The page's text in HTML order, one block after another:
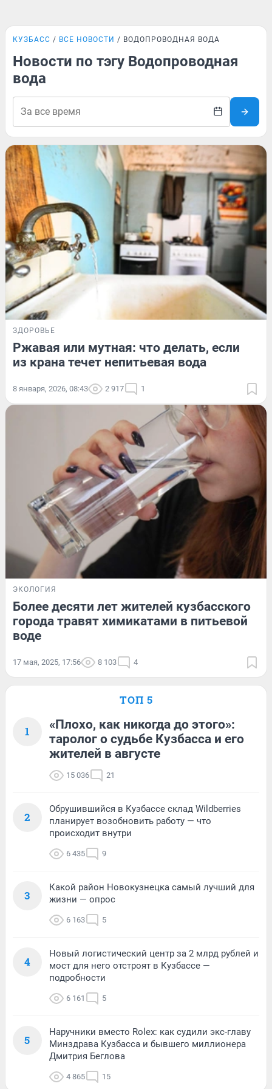
КУЗБАСС ВСЕ НОВОСТИ ВОДОПРОВОДНАЯ ВОДА
Новости по тэгу Водопроводная
вода
ЗДОРОВЬЕ
Ржавая или мутная: что делать, если
из крана течет непитьевая вода
8 января, 2026, 08:43 2 917 1
ЭКОЛОГИЯ
Более десяти лет жителей кузбасского
города травят химикатами в питьевой
воде
17 мая, 2025, 17:56 8 103 4
ТОП 5
1
«Плохо, как никогда до этого»:
таролог о судьбе Кузбасса и его
жителей в августе
15 036 21
2
Обрушившийся в Кузбассе склад Wildberries
планирует возобновить работу — что
происходит внутри
6 435 9
3
Какой район Новокузнецка самый лучший для
жизни — опрос
6 163 5
4
Новый логистический центр за 2 млрд рублей и
мост для него отстроят в Кузбассе —
подробности
6 161 5
5
Наручники вместо Rolex: как судили экс-главу
Минздрава Кузбасса и бывшего миллионера
Дмитрия Беглова
4 865 15